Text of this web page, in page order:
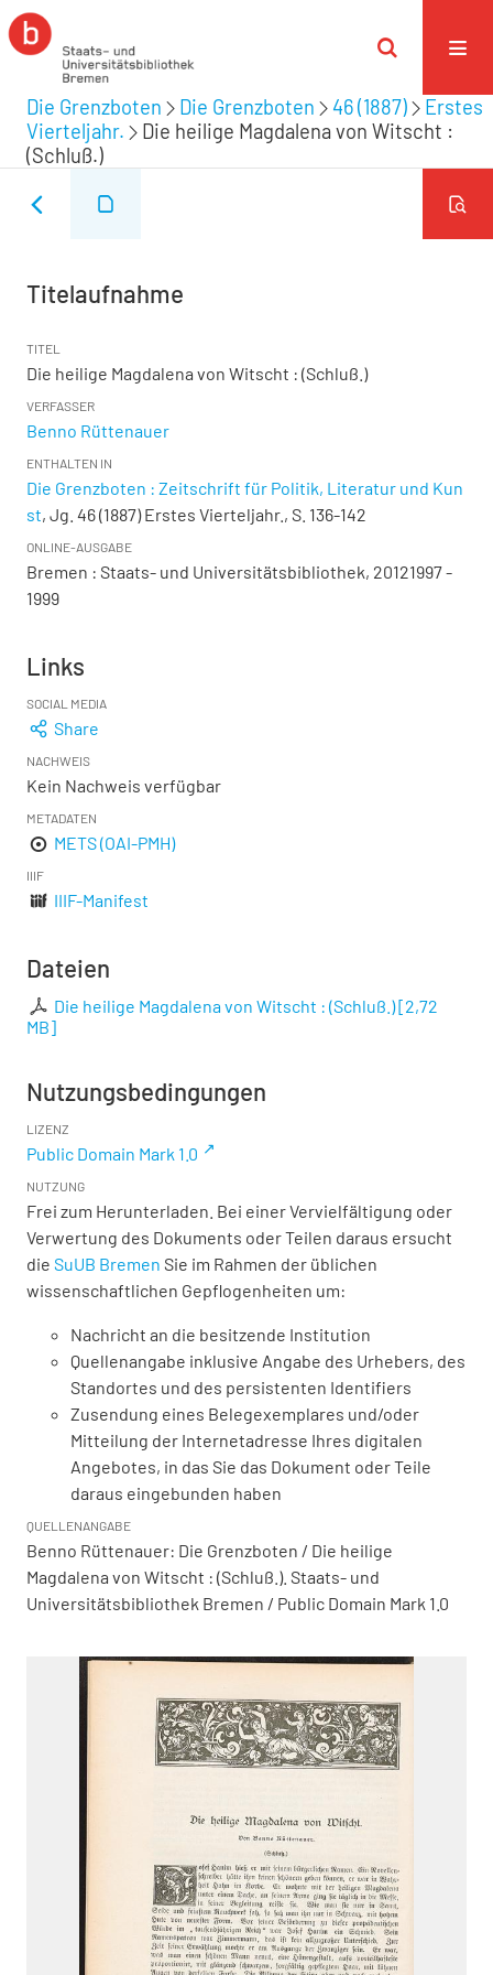
Die Grenzboten Die Grenzboten 46 (1887)
Erstes
Vierteljahr.
Die heilige Magdalena von Witscht :
(Schluß.)
Titelaufnahme
TITEL
Die heilige Magdalena von Witscht : (Schluß.)
VERFASSER
Benno Rüttenauer
ENTHALTEN IN
Die Grenzboten : Zeitschrift für Politik, Literatur und Kun
st, Jg. 46 (1887) Erstes Vierteljahr., S. 136-142
ONLINE-AUSGABE
Bremen : Staats- und Universitätsbibliothek, 20121997 -
1999
Links
SOCIAL MEDIA
Share
NACHWEIS
Kein Nachweis verfügbar
METADATEN
METS (OAI-PMH)
IIIF
IIIF-Manifest
Dateien
Die heilige Magdalena von Witscht : (Schluß.)[2,72
MB]
Nutzungsbedingungen
LIZENZ
Public Domain Mark 1.0
NUTZUNG
Frei zum Herunterladen. Bei einer Vervielfältigung oder
Verwertung des Dokuments oder Teilen daraus ersucht
die SuUB Bremen Sie im Rahmen der üblichen
wissenschaftlichen Gepflogenheiten um:
Nachricht an die besitzende Institution
Quellenangabe inklusive Angabe des Urhebers, des
Standortes und des persistenten Identifiers
Zusendung eines Belegexemplares und/oder
Mitteilung der Internetadresse Ihres digitalen
Angebotes, in das Sie das Dokument oder Teile
daraus eingebunden haben
QUELLENANGABE
Benno Rüttenauer: Die Grenzboten / Die heilige
Magdalena von Witscht : (Schluß.). Staats- und
Universitätsbibliothek Bremen / Public Domain Mark 1.0